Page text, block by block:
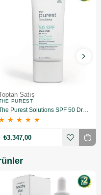
Satış
PUREST
The Purest Solutions SPF 50 Dry Touch Protection 50 ml 10'lu
★ ★ ★ ★
₺3.347,00